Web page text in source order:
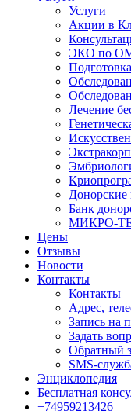
Услуги
Акции в
ЭКО по
Лечение
Банк
МИКРО-
Цены
Отзывы
Новости
Контакты
Контакты
Адрес,
Запись на
Задать
Обратный
SMS-
Энциклопедия
Бесплатная
+74959213426